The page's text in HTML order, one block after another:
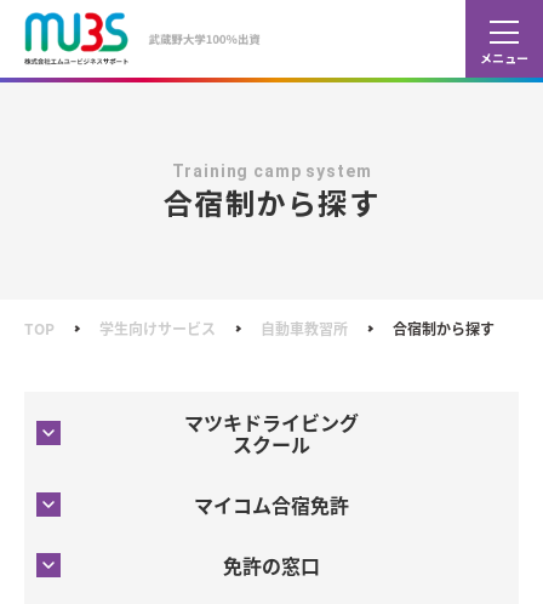
カ
シ
Training camp system
合宿制から探す
TOP 学生向けサービス 自動車教習所 合宿制から探す
マツキドライビング
スクール
マイコム合宿免許
免許の窓口